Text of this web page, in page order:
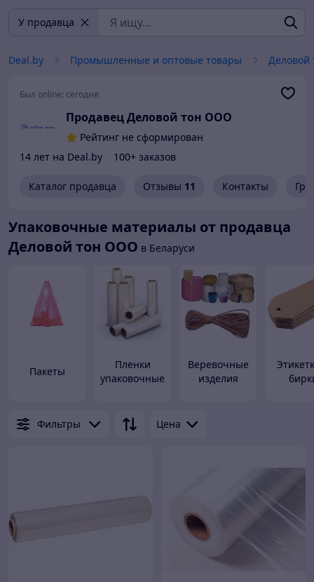
У продавца
Deal.by Промышленные и оптовые товары
Был online: сегодня
Продавец Деловой тон ООО
Рейтинг не сформирован
14 лет на Deal.by
100+ заказов
Каталог продавца Отзывы 11 Контакты
Упаковочные материалы от продавца
Деловой тон ООО в Беларуси
Пакеты
Пленки
упаковочные
Веревочные
изделия
Фильтры Цена